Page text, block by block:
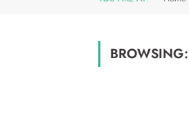
BROWSING: